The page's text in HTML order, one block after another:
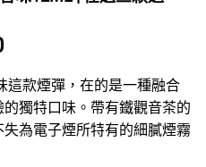
價
範
圍：
NT$450
這款煙彈，在的是一種融合
獨特口味。帶有鐵觀音茶的
為電子煙所特有的細膩煙霧